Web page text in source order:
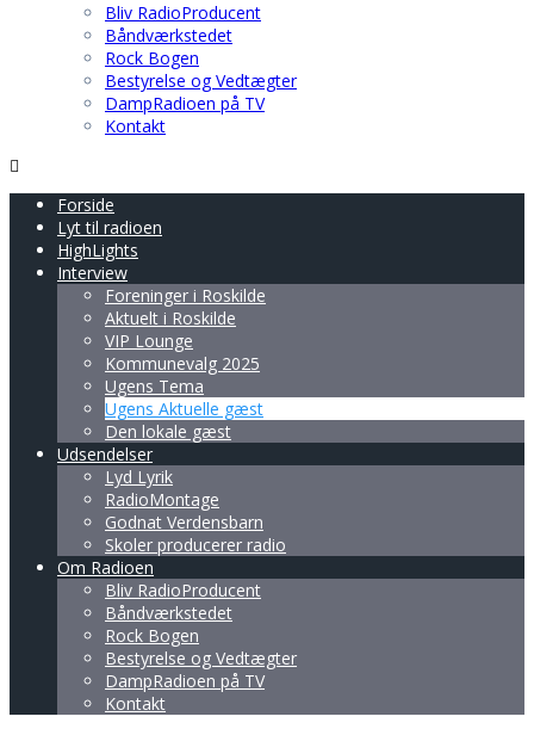
Bliv RadioProducent
Båndværkstedet
Rock Bogen
Bestyrelse og Vedtægter
DampRadioen på TV
Kontakt
Forside
Lyt til radioen
HighLights
Interview
Foreninger i Roskilde
Aktuelt i Roskilde
VIP Lounge
Kommunevalg 2025
Ugens Tema
Ugens Aktuelle gæst
Den lokale gæst
Udsendelser
Lyd Lyrik
RadioMontage
Godnat Verdensbarn
Skoler producerer radio
Om Radioen
Bliv RadioProducent
Båndværkstedet
Rock Bogen
Bestyrelse og Vedtægter
DampRadioen på TV
Kontakt